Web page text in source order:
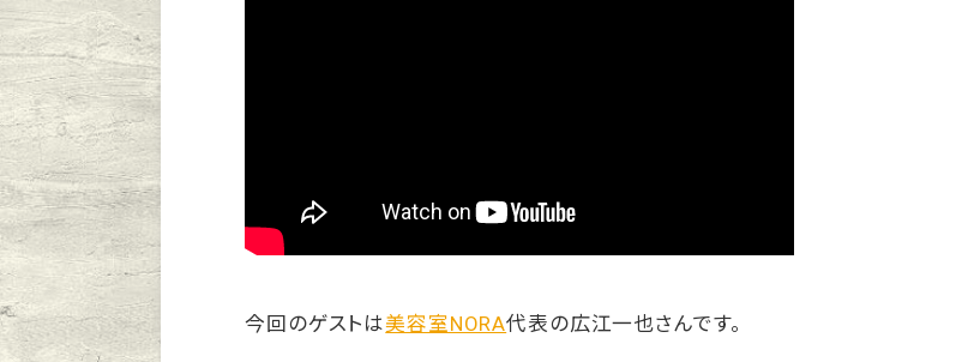
今回のゲストは美容室NORA代表の広江一也さんです。